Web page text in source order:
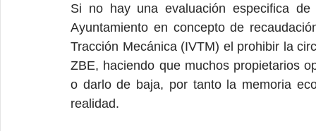
Si no hay una evaluación especifica
Ayuntamiento en concepto de
Tracción Mecánica (IVTM) el prohibir la
ZBE, haciendo que muchos propietarios
o darlo de baja, por tanto la memoria
realidad.